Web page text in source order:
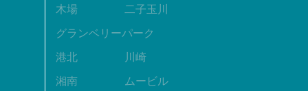
木場 二子玉川
グランベリーパーク
港北 川崎
湘南 ムービル